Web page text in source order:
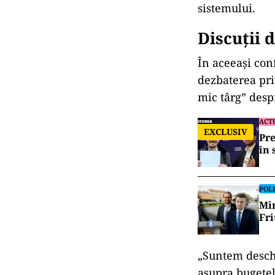
sistemului.
Discuţii
În aceeaşi
dezbaterea
mic târg”
EXCLUSIV
în
„Suntem